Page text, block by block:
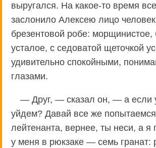
выругался. На какое-то время
заслонило Алексею лицо
брезентовой робе: морщинистое,
усталое, с седоватой щеточкой
удивительно спокойными,
глазами.
— Друг, — сказал он, — а если
уйдем? Давай все же попытаемся
лейтенанта, вернее, ты неси, а
у меня в рюкзаке — семь гранат: